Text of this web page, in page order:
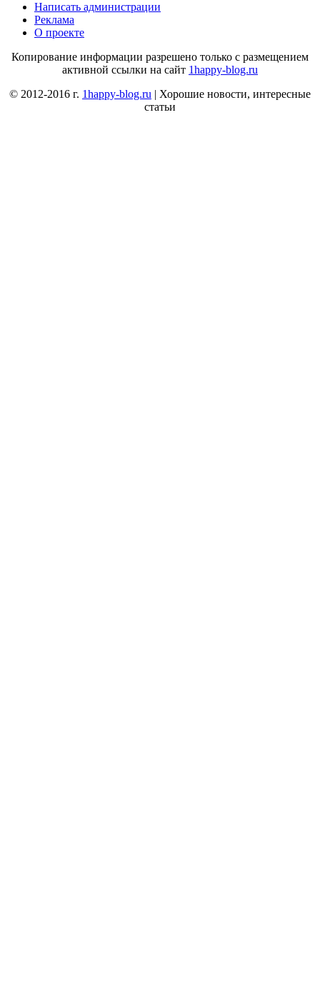
Написать администрации
Реклама
О проекте
Копирование информации разрешено только с размещением
активной ссылки на сайт 1happy-blog.ru
© 2012-2016 г. 1happy-blog.ru | Хорошие новости, интересные
статьи